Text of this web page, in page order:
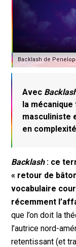
Backlash de
Avec
la
masculiniste
en
Backlash: ce
« retour de
vocabulaire
récemment
que l’on doit la
l’autrice nord-
retentissant (et